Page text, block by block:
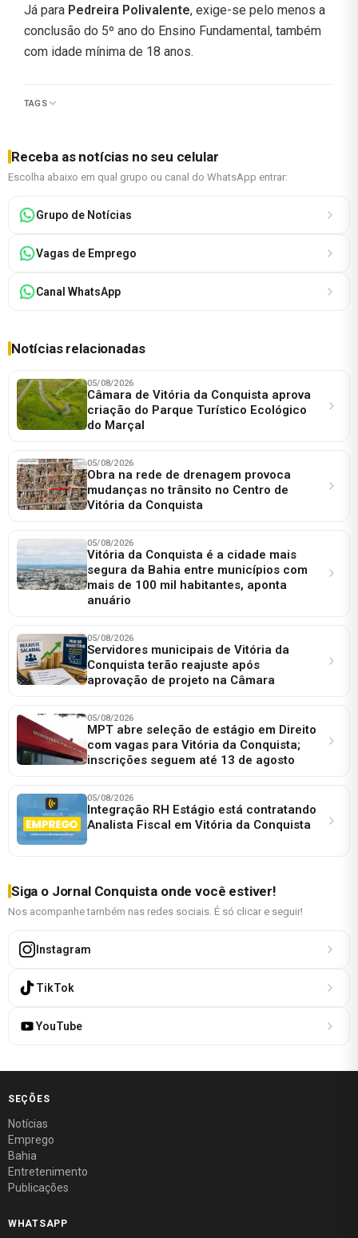
Já para Pedreira Polivalente, exige-se pelo menos a
conclusão do 5º ano do Ensino Fundamental, também
com idade mínima de 18 anos.
TAGS
Receba as notícias no seu celular
Escolha abaixo em qual grupo ou canal do WhatsApp entrar:
Grupo de Notícias
Vagas de Emprego
Canal WhatsApp
Notícias relacionadas
05/08/2026
Câmara de Vitória da Conquista aprova
criação do Parque Turístico Ecológico
do Marçal
05/08/2026
Obra na rede de drenagem provoca
mudanças no trânsito no Centro de
Vitória da Conquista
05/08/2026
Vitória da Conquista é a cidade mais
segura da Bahia entre municípios com
mais de 100 mil habitantes, aponta
anuário
05/08/2026
Servidores municipais de Vitória da
Conquista terão reajuste após
aprovação de projeto na Câmara
05/08/2026
MPT abre seleção de estágio em Direito
com vagas para Vitória da Conquista;
inscrições seguem até 13 de agosto
05/08/2026
Integração RH Estágio está contratando
Analista Fiscal em Vitória da Conquista
Siga o Jornal Conquista onde você estiver!
Nos acompanhe também nas redes sociais. É só clicar e seguir!
Instagram
TikTok
YouTube
SEÇÕES
Notícias
Emprego
Bahia
Entretenimento
Publicações
WHATSAPP